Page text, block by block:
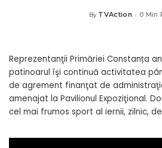
Posted
By TVAction 0 Min
Reprezentanţii Primăriei Constanța
patinoarul îşi continuă activitatea
de agrement finanţat de
amenajat la Pavilionul Expoziţional.
cel mai frumos sport al iernii, zilnic, de